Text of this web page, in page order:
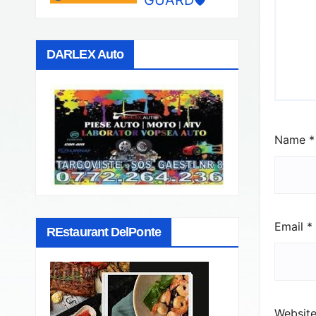
DARLEX Auto
REstaurant DelPonte
Name *
Email *
Website